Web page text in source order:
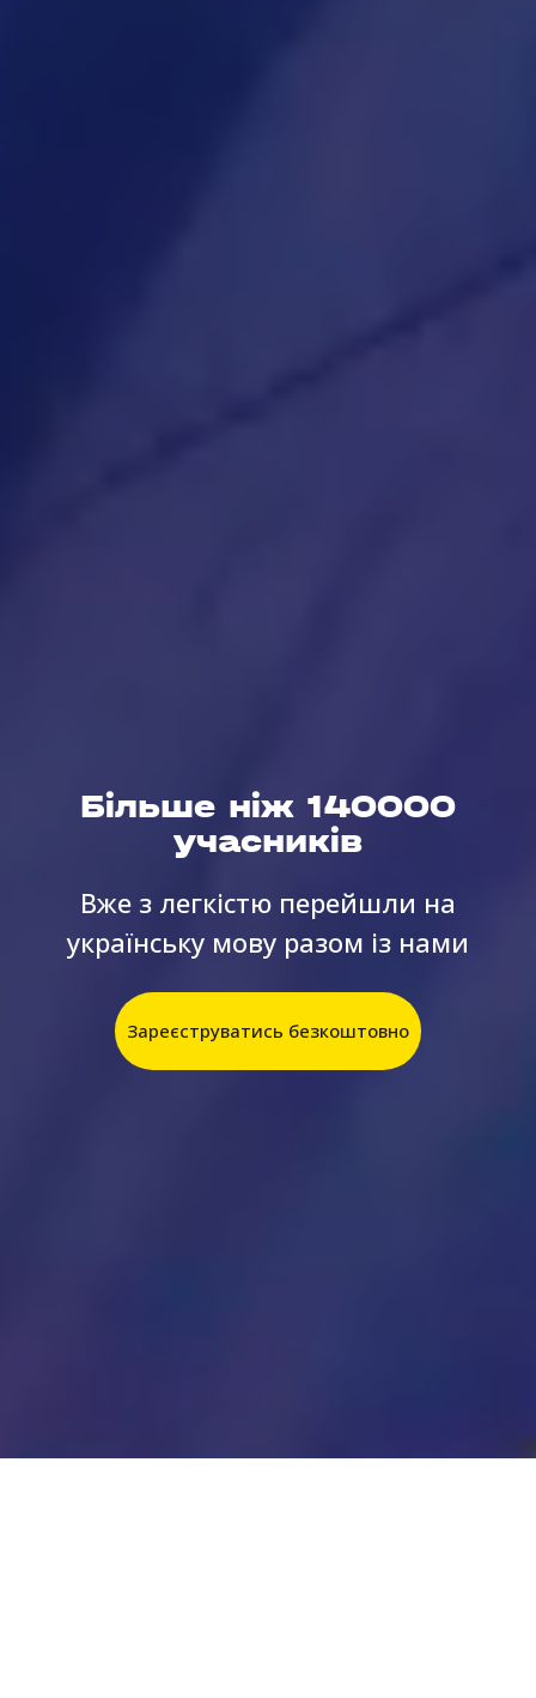
Більше ніж 140000
учасників
Вже з легкістю перейшли на
українську мову разом із нами
Зареєструватись безкоштовно